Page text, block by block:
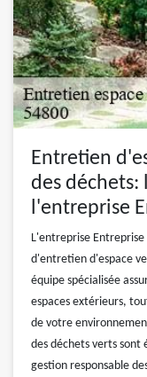
Entretien
des
l'entreprise
L'entreprise
d'entretien d'espace
équipe spécialisée
espaces extérieurs,
de votre
des déchets verts
gestion responsable